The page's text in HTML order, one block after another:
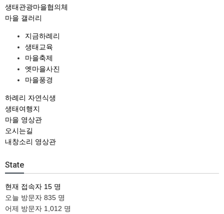
생태관광마을협의체
마을 갤러리
지금하례리
생태교육
마을축제
옛마을사진
마을풍경
하례리 자연식생
생태여행지
마을 영상관
오시는길
내창소리 영상관
State
현재 접속자 15 명
오늘 방문자 835 명
어제 방문자 1,012 명